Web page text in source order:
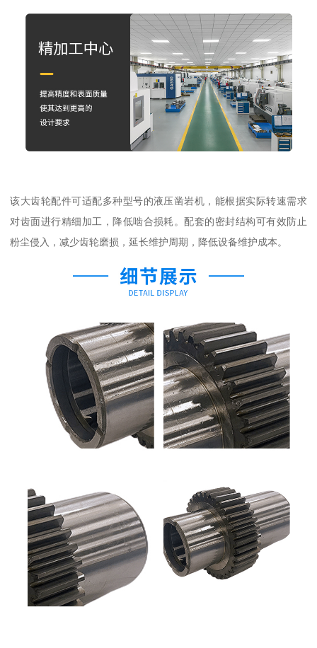
该大齿轮配件可适配多种型号的液压凿岩机，能根据实际转速需求
对齿面进行精细加工，降低啮合损耗。配套的密封结构可有效防止
粉尘侵入，减少齿轮磨损，延长维护周期，降低设备维护成本。